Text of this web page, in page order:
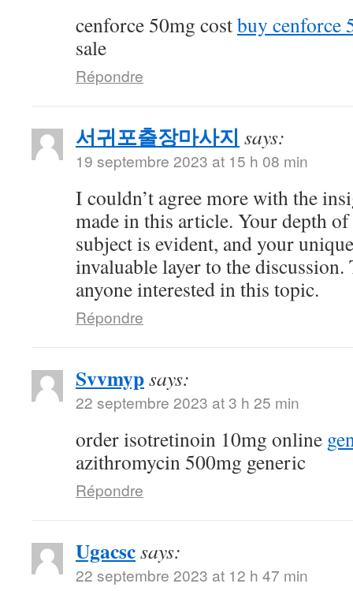
cenforce 50mg costbuy cenforce
sale
Répondre
서귀포출장마사지 says:
19 septembre 2023 at 15 h 08 min
I couldn’t agree more with the
made in this article. Your depth
subject is evident, and your
invaluable layer to the
anyone interested in this topic.
Répondre
Svvmypsays:
22 septembre 2023 at 3 h 25 min
order isotretinoin 10mg online
azithromycin 500mg generic
Répondre
Ugacscsays:
22 septembre 2023 at 12 h 47 min